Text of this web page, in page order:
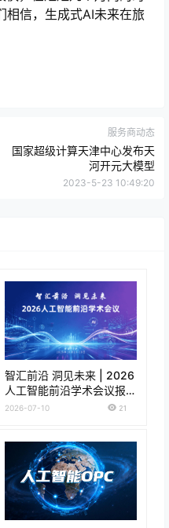
相信，生成式AI未来在旅
服务商动态
国家超级计算天津中心发布天
河开元大模型
2023-5-23 10:49:20
智汇前沿 洞见未来 | 2026
人工智能前沿学术会议报名
正式开启！
2026-07-10 21